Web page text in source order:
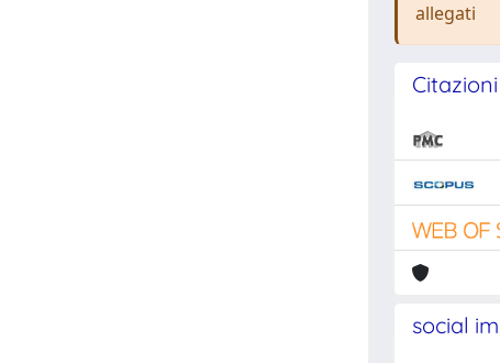
allegati
Citazioni
social